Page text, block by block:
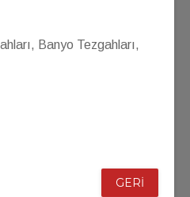
Banyo Tezgahları,
GERİ